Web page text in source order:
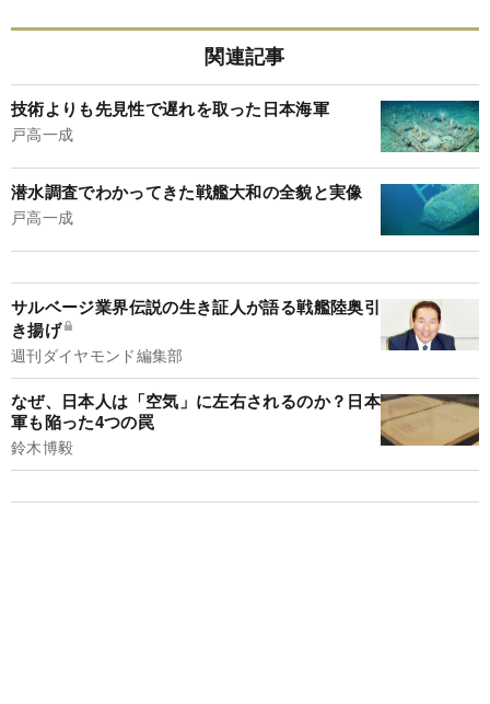
関連記事
技術よりも先見性で遅れを取った日本海軍
戸高一成
潜水調査でわかってきた戦艦大和の全貌と実像
戸高一成
サルベージ業界伝説の生き証人が語る戦艦陸奥引
き揚げ
週刊ダイヤモンド編集部
なぜ、日本人は「空気」に左右されるのか？日本
軍も陥った4つの罠
鈴木博毅